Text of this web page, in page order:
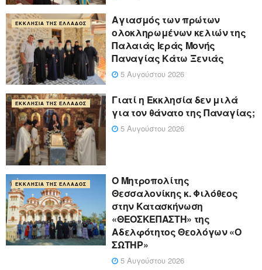
ΕΚΚΛΗΣΊΑ ΤΗΣ ΕΛΛΆΔΟΣ
Αγιασμός των πρώτων
ολοκληρωμένων κελιών της
Παλαιάς Ιεράς Μονής
Παναγίας Κάτω Ξενιάς
5 Αυγούστου 2026
ΕΚΚΛΗΣΊΑ ΤΗΣ ΕΛΛΆΔΟΣ
Γιατί η Εκκλησία δεν μιλά
για τον θάνατο της Παναγίας;
5 Αυγούστου 2026
ΕΚΚΛΗΣΊΑ ΤΗΣ ΕΛΛΆΔΟΣ
Ο Μητροπολίτης
Θεσσαλονίκης κ. Φιλόθεος
στην Κατασκήνωση
«ΘΕΟΣΚΕΠΑΣΤΗ» της
Αδελφότητος Θεολόγων «Ο
ΣΩΤΗΡ»
5 Αυγούστου 2026